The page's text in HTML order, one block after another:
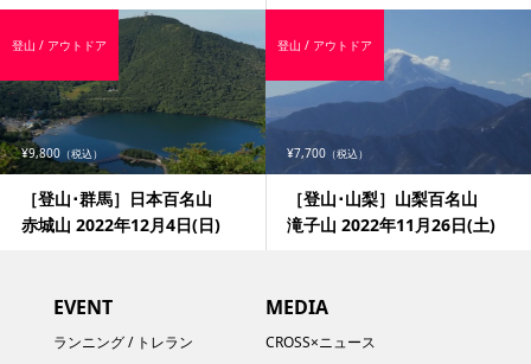
¥9,800 （税込）
［登山･群馬］日本百名山
赤城山 2022年12月4日(日)
登山 / アウトドア
¥7,700 （税込）
［登山･山梨］山梨百名山
滝子山 2022年11月26日(土)
登山 / アウトドア
EVENT
ランニング / トレラン
MEDIA
CROSS×ニュース